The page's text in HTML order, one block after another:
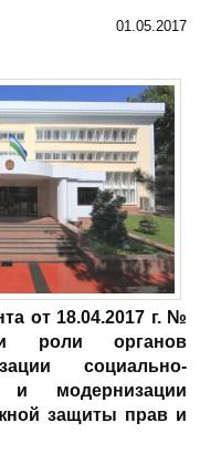
01.05.2017
от 18.04.2017 г. №
роли органов
социально-
и модернизации
защиты прав и